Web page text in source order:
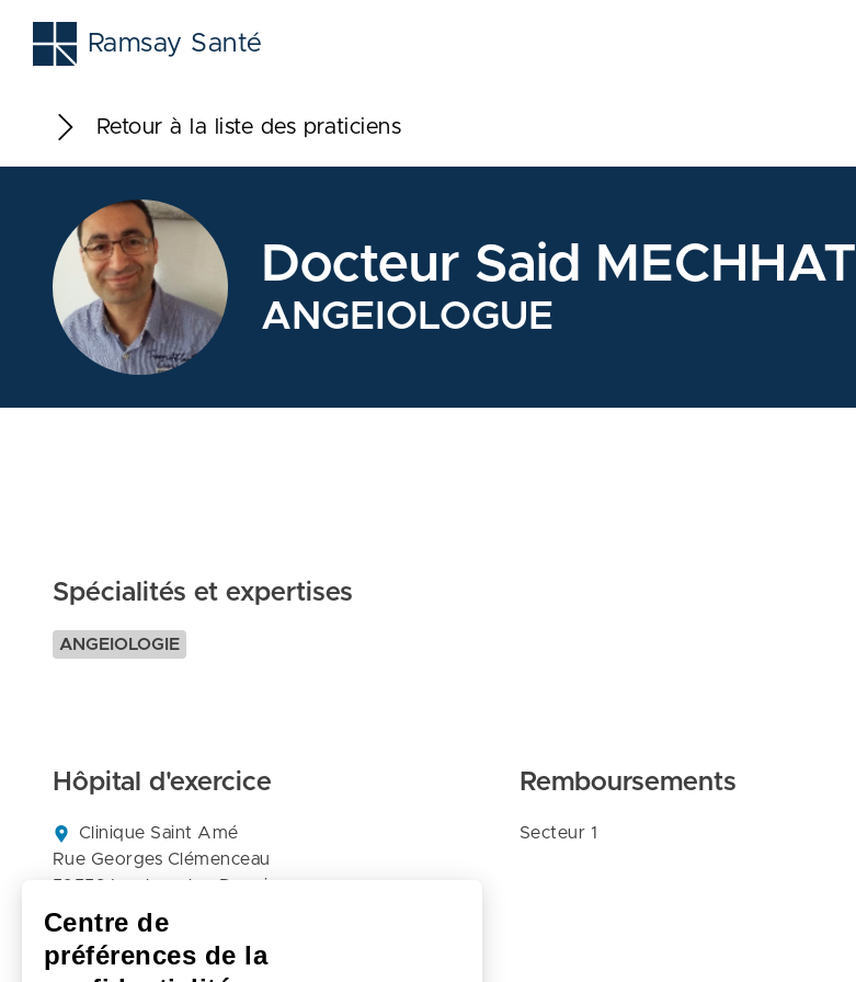
Ramsay Santé
Retour à la liste des praticiens
Docteur Said MECHHAT
ANGEIOLOGUE
Spécialités et expertises
ANGEIOLOGIE
Hôpital d'exercice
Clinique Saint Amé
Rue Georges Clémenceau
59552 Lambres-lez-Douai
France
Remboursements
Secteur 1
Centre de
préférences de la